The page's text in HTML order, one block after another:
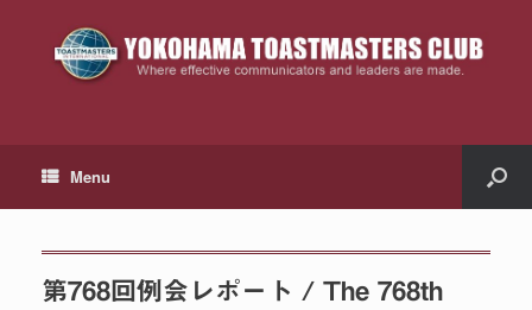
Menu
第768回例会レポート / The 768th